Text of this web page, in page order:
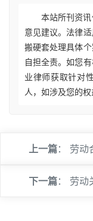
本站所刊资
意见建议。法律
搬硬套处理具体
自担全责。如您
业律师获取针对
人，如涉及您的权
上一篇： 劳动
下一篇： 劳动